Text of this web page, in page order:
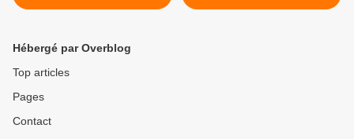
OBJECTIFS DE GUERRE
(NICK TURSE - LE GRAND
L’EMPÊCHER ! (CAJPO-
Hébergé par Overblog
Top articles
Pages
Contact